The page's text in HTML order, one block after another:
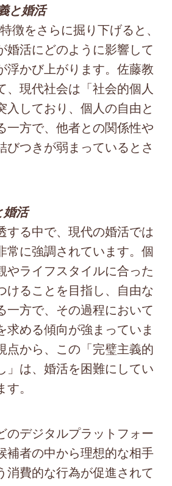
と婚活
徴をさらに掘り下げると、
婚活にどのように影響して
浮かび上がります。佐藤教
、現代社会は「社会的個人
入しており、個人の自由と
一方で、他者との関係性や
びつきが弱まっているとさ
婚活
る中で、現代の婚活では
常に強調されています。個
やライフスタイルに合った
けることを目指し、自由な
一方で、その過程において
求める傾向が強まっていま
点から、この「完璧主義的
」は、婚活を困難にしてい
。
のデジタルプラットフォー
補者の中から理想的な相手
消費的な行為が促進されて